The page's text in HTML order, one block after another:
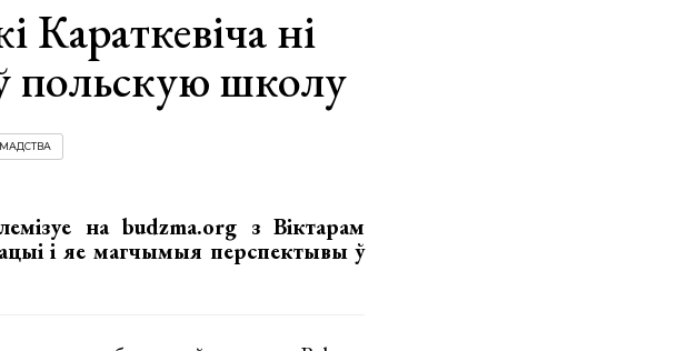
Караткевіча ні
польскую школу
на budzma.org з Віктарам
і яе магчымыя перспектывы ў